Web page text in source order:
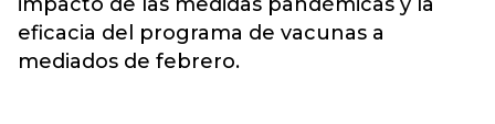
eficacia del programa de vacunas a
mediados de febrero.